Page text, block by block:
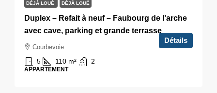
DÉJÀ LOUÉ DÉJÀ LOUÉ
Duplex – Refait à neuf – Faubourg de l’arche
avec cave, parking et grande terrasse
Courbevoie
5 110 m² 2
APPARTEMENT
Détails